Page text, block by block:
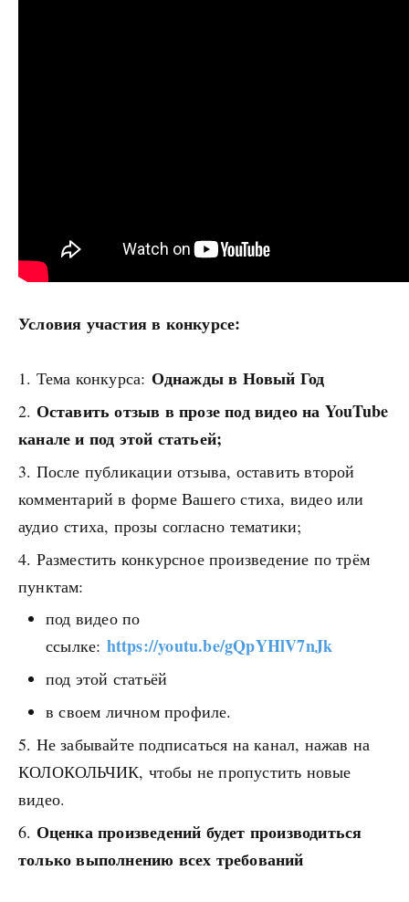
Условия участия в конкурсе:
Тема конкурса: Однажды в Новый Год
Оставить отзыв в прозе под видео на YouTube
канале и под этой статьей;
После публикации отзыва, оставить второй
комментарий в форме Вашего стиха, видео или
аудио стиха, прозы согласно тематики;
Разместить конкурсное произведение по трём
пунктам:
под видео по
ссылке: https://youtu.be/gQpYHlV7nJk
под этой статьёй
в своем личном профиле.
Не забывайте подписаться на канал, нажав на
КОЛОКОЛЬЧИК, чтобы не пропустить новые
видео.
Оценка произведений будет производиться
только выполнению всех требований